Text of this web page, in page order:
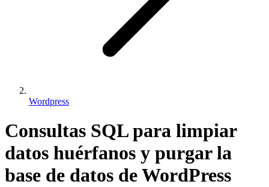
Wordpress
Consultas SQL para limpiar
datos huérfanos y purgar la
base de datos de WordPress